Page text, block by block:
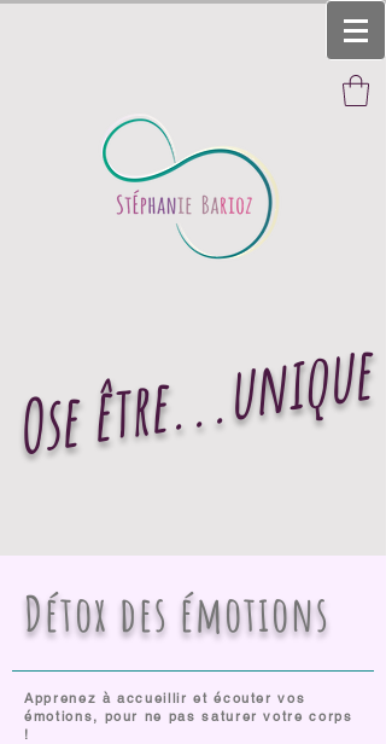
Ose être...unique
Détox des émotions
Apprenez à accueillir et écouter vos
émotions, pour ne pas saturer votre corps
!